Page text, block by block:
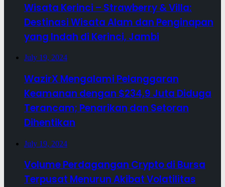
Wisata Kerinci – Strawberry & Villa:
Destinasi Wisata Alam dan Penginapan
yang Indah di Kerinci, Jambi
July 19, 2024
WazirX Mengalami Pelanggaran
Keamanan dengan $234,9 Juta Diduga
Terancam; Penarikan dan Setoran
Dihentikan
July 19, 2024
Volume Perdagangan Crypto di Bursa
Terpusat Menurun Akibat Volatilitas